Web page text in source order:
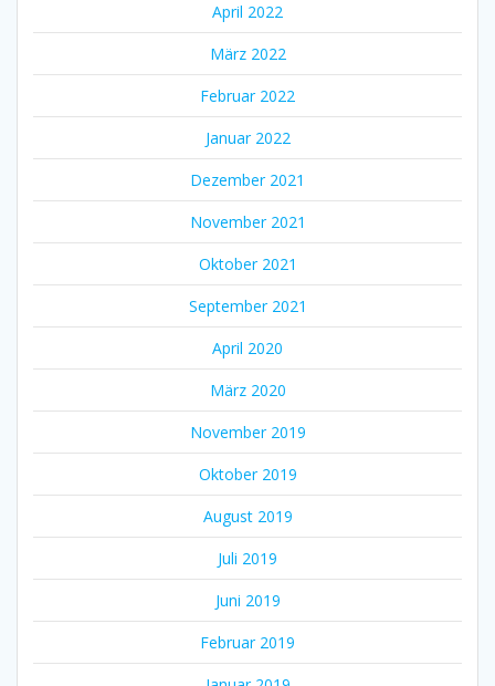
April 2022
März 2022
Februar 2022
Januar 2022
Dezember 2021
November 2021
Oktober 2021
September 2021
April 2020
März 2020
November 2019
Oktober 2019
August 2019
Juli 2019
Juni 2019
Februar 2019